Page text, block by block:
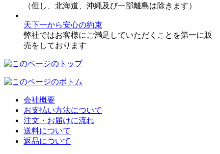
（但し、北海道、沖縄及び一部離島は除きます）
天下一から安心の約束
弊社ではお客様にご満足していただくことを第一に販
売をしております
会社概要
お支払い方法について
注文・お届けに流れ
送料について
返品について